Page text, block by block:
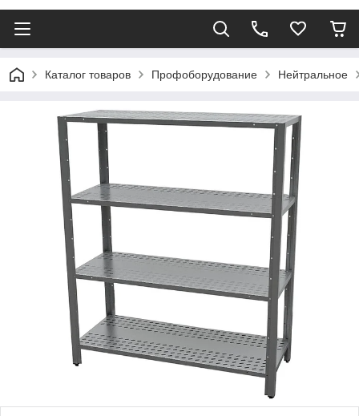
Каталог товаров Профоборудование Нейтральное